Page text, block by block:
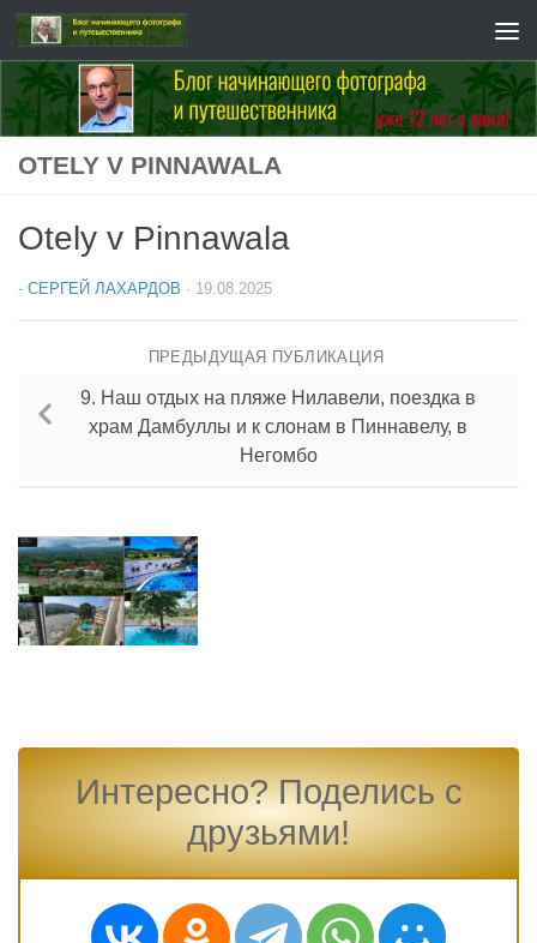
Перейти к содержимому
OTELY V PINNAWALA
Otely v Pinnawala
- СЕРГЕЙ ЛАХАРДОВ · 19.08.2025
ПРЕДЫДУЩАЯ ПУБЛИКАЦИЯ
9. Наш отдых на пляже Нилавели, поездка в
храм Дамбуллы и к слонам в Пиннавелу, в
Негомбо
Интересно? Поделись с
друзьями!